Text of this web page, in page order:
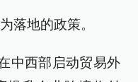
落地的政策。
中西部启动贸易外